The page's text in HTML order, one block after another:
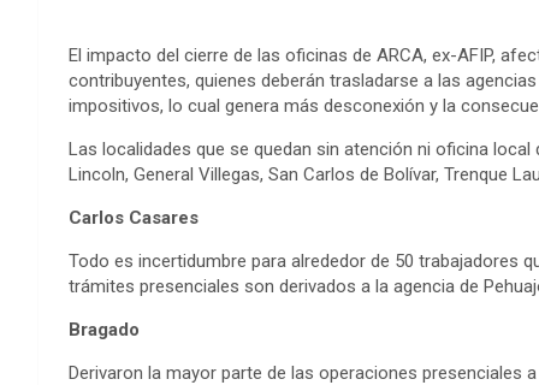
El impacto del cierre de las oficinas de ARCA, ex-AFIP,
contribuyentes, quienes deberán trasladarse a las
impositivos, lo cual genera más desconexión y la
Las localidades que se quedan sin atención ni oficina
Lincoln, General Villegas, San Carlos de Bolívar, Trenque
Carlos Casares
Todo es incertidumbre para alrededor de 50 trabajadores
trámites presenciales son derivados a la agencia de
Bragado
Derivaron la mayor parte de las operaciones presenciales